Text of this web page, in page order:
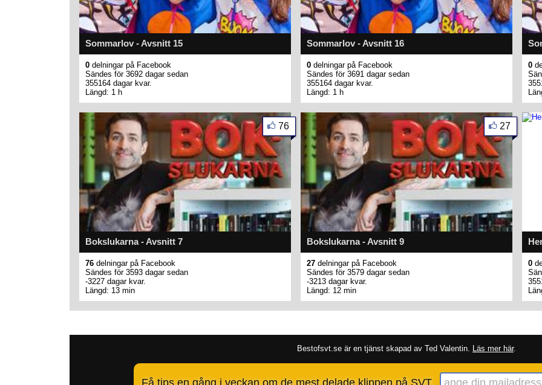
Få tips en gång i veckan om de mest delade klippen på SVT.
Sommarlov - Avsnitt 15
0 delningar på Facebook
Sändes för 3692 dagar sedan
355164 dagar kvar.
Längd: 1 h
Sommarlov - Avsnitt 16
0 delningar på Facebook
Sändes för 3691 dagar sedan
355164 dagar kvar.
Längd: 1 h
0
Bokslukarna - Avsnitt 7
76
76 delningar på Facebook
Sändes för 3593 dagar sedan
-3227 dagar kvar.
Längd: 13 min
Bokslukarna - Avsnitt 9
27
27 delningar på Facebook
Sändes för 3579 dagar sedan
-3213 dagar kvar.
Längd: 12 min
0
Bestofsvt.se är en tjänst skapad av Ted Valentin. Läs mer här.